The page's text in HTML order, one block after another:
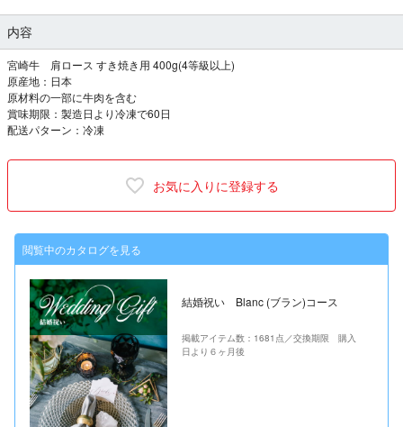
内容
宮崎牛 肩ロース すき焼き用 400g(4等級以上)
原産地：日本
原材料の一部に牛肉を含む
賞味期限：製造日より冷凍で60日
配送パターン：冷凍
お気に入りに登録する
閲覧中のカタログを見る
結婚祝い Blanc (ブラン)コース
掲載アイテム数：1681点／交換期限 購入
日より６ヶ月後